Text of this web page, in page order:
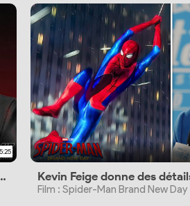
toujours en développement
Film : Spider-Man Brand New Day